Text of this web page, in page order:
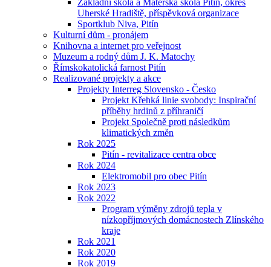
Základní škola a Mateřská škola Pitín, okres
Uherské Hradiště, příspěvková organizace
Sportklub Niva, Pitín
Kulturní dům - pronájem
Knihovna a internet pro veřejnost
Muzeum a rodný dům J. K. Matochy
Římskokatolická farnost Pitín
Realizované projekty a akce
Projekty Interreg Slovensko - Česko
Projekt Křehká linie svobody: Inspirační
příběhy hrdinů z příhraničí
Projekt Společně proti následkům
klimatických změn
Rok 2025
Pitín - revitalizace centra obce
Rok 2024
Elektromobil pro obec Pitín
Rok 2023
Rok 2022
Program výměny zdrojů tepla v
nízkopříjmových domácnostech Zlínského
kraje
Rok 2021
Rok 2020
Rok 2019